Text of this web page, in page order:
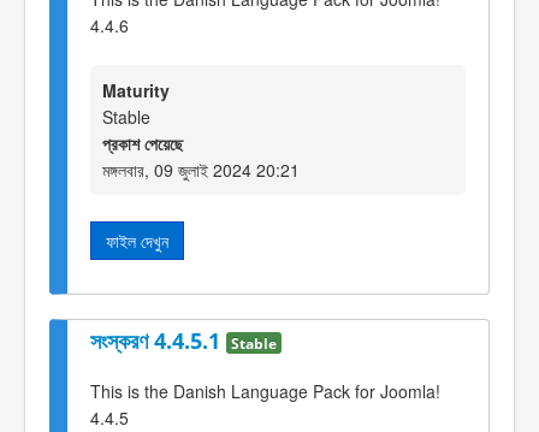
4.4.6
Maturity
Stable
প্রকাশ পেয়েছে
মঙ্গলবার, 09 জুলাই 2024 20:21
ফাইল দেখুন
সংস্করণ 4.4.5.1 Stable
This is the Danish Language Pack for Joomla!
4.4.5